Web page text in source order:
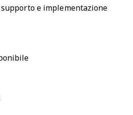
e implementazione